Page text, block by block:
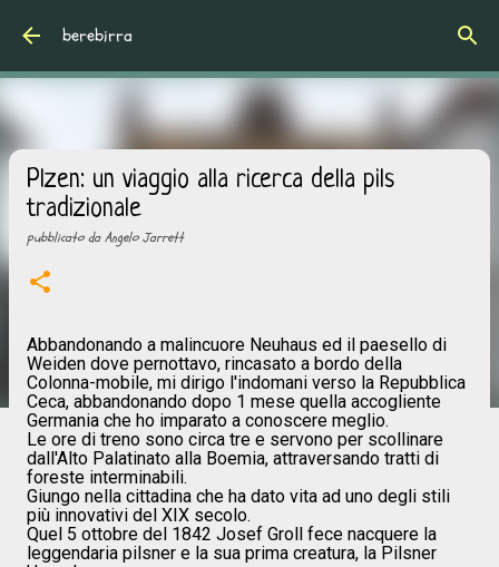
berebirra
Plzen: un viaggio alla ricerca della pils
tradizionale
pubblicato daAngelo Jarrett
Abbandonando a malincuore Neuhaus ed il paesello di
Weiden dove pernottavo, rincasato a bordo della
Colonna-mobile, mi dirigo l'indomani verso la Repubblica
Ceca, abbandonando dopo 1 mese quella accogliente
Germania che ho imparato a conoscere meglio.
Le ore di treno sono circa tre e servono per scollinare
dall'Alto Palatinato alla Boemia, attraversando tratti di
foreste interminabili.
Giungo nella cittadina che ha dato vita ad uno degli stili
più innovativi del XIX secolo.
Quel 5 ottobre del 1842 Josef Groll fece nacquere la
leggendaria pilsner e la sua prima creatura, la Pilsner